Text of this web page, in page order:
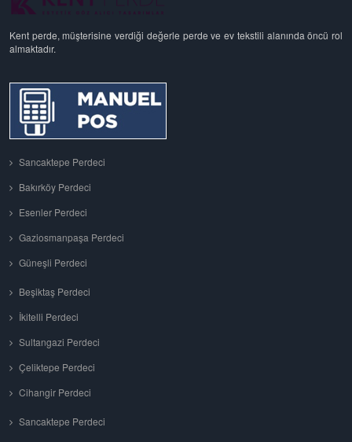
Kent perde, müşterisine verdiği değerle perde ve ev tekstili alanında öncü rol
almaktadır.
Sancaktepe Perdeci
Bakırköy Perdeci
Esenler Perdeci
Gaziosmanpaşa Perdeci
Güneşli Perdeci
Beşiktaş Perdeci
İkitelli Perdeci
Sultangazi Perdeci
Çeliktepe Perdeci
Cihangir Perdeci
Sancaktepe Perdeci